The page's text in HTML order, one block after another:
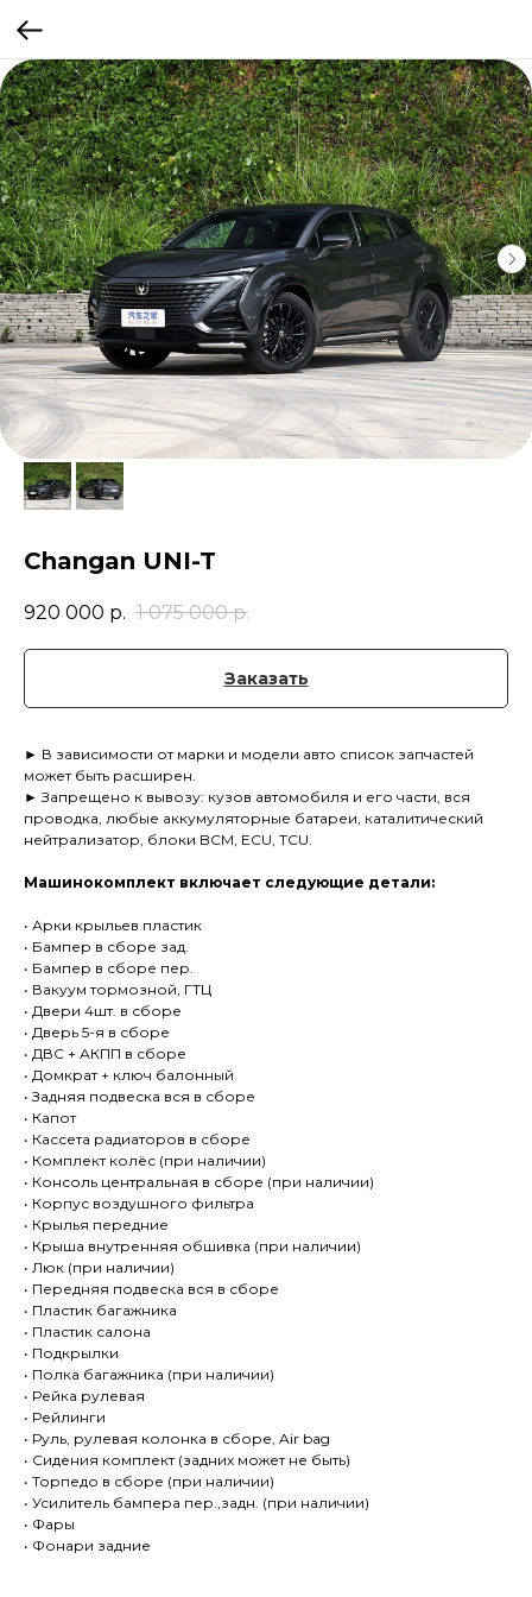
Changan UNI-T
920 000 р. 1 075 000 р.
Заказать
► В зависимости от марки и модели авто список запчастей
может быть расширен.
► Запрещено к вывозу: кузов автомобиля и его части, вся
проводка, любые аккумуляторные батареи, каталитический
нейтрализатор, блоки BCM, ECU, TCU.
Машинокомплект включает следующие детали:
• Арки крыльев пластик
• Бампер в сборе зад.
• Бампер в сборе пер.
• Вакуум тормозной, ГТЦ
• Двери 4шт. в сборе
• Дверь 5-я в сборе
• ДВС + АКПП в сборе
• Домкрат + ключ балонный
• Задняя подвеска вся в сборе
• Капот
• Кассета радиаторов в сборе
• Комплект колёс (при наличии)
• Консоль центральная в сборе (при наличии)
• Корпус воздушного фильтра
• Крылья передние
• Крыша внутренняя обшивка (при наличии)
• Люк (при наличии)
• Передняя подвеска вся в сборе
• Пластик багажника
• Пластик салона
• Подкрылки
• Полка багажника (при наличии)
• Рейка рулевая
• Рейлинги
• Руль, рулевая колонка в сборе, Air bag
• Сидения комплект (задних может не быть)
• Торпедо в сборе (при наличии)
• Усилитель бампера пер.,задн. (при наличии)
• Фары
• Фонари задние